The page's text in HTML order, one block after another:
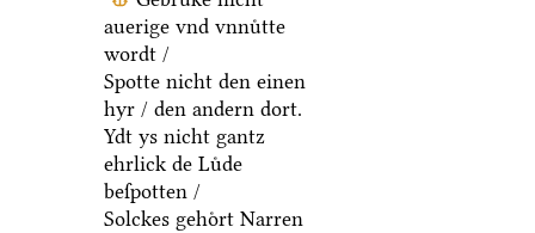
auerige vnd vnnuͤtte
wordt /
Spotte nicht den einen
hyr / den andern dort.
Ydt ys nicht gantz
ehrlick de Luͤde
beſpotten /
Solckes gehoͤrt Narren